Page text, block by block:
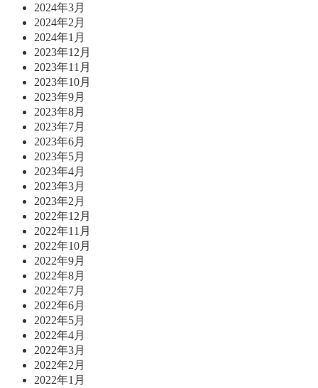
2024年3月
2024年2月
2024年1月
2023年12月
2023年11月
2023年10月
2023年9月
2023年8月
2023年7月
2023年6月
2023年5月
2023年4月
2023年3月
2023年2月
2022年12月
2022年11月
2022年10月
2022年9月
2022年8月
2022年7月
2022年6月
2022年5月
2022年4月
2022年3月
2022年2月
2022年1月